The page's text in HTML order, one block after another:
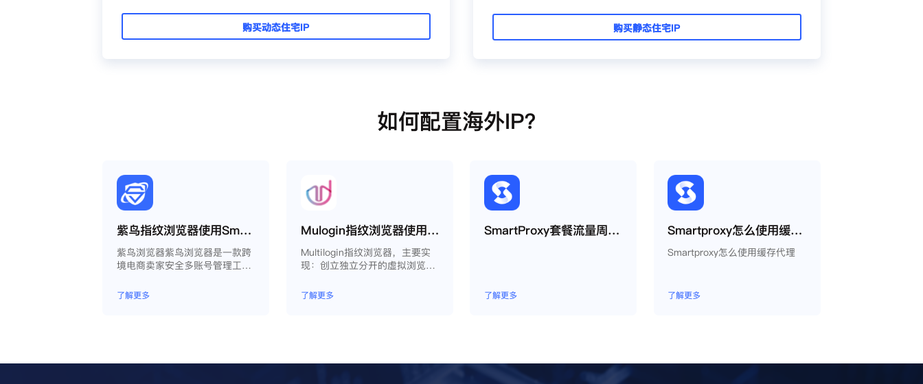
购买动态住宅IP 购买静态住宅IP
如何配置海外IP？
紫鸟指纹浏览器使用Smartproxy教程
紫鸟浏览器紫鸟浏览器是一款跨
境电商卖家安全多账号管理工
了解更多
Mulogin指纹浏览器使用Smartproxy教程
Multilogin指纹浏览器，主要实
现：创立独立分开的虚拟浏览器
重浏览器文件，展开团队协作，
构建商务工作流程，开发网络自
了解更多
SmartProxy套餐流量周期如何运作？
了解更多
Smartproxy怎么使用缓存代理
Smartproxy怎么使用缓存代理
了解更多